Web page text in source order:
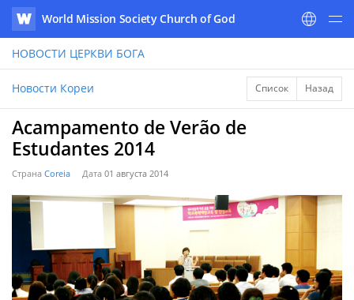
WATV
World Mission Society Church of God
НОВОСТИ ЦЕРКВИ БОГА
Новости Кореи Список Назад
Acampamento de Verão de
Estudantes 2014
Страна Coreia Дата 01 августа 2014